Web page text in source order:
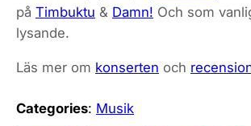
på Timbuktu & Damn! Och som
lysande.
Läs mer om konserten och
Categories: Musik